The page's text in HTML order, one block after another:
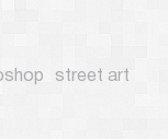
street art